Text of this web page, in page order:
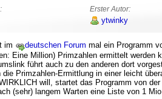
Erster Autor:
ytwinky
im deutschen Forum mal ein Programm
Eine Million) Primzahlen ermittelt werden
führt auch zu den anderen dort
die Primzahlen-Ermittlung in einer leicht
will, startet das Programm von
(sehr) langem Warten eine Liste von 1 Mio